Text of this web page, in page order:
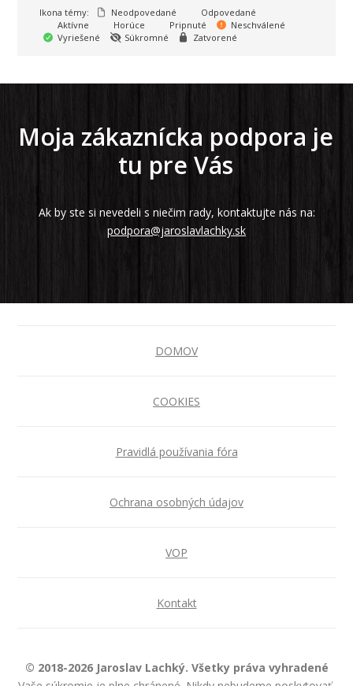
Ikona témy:
Neodpovedané
Odpovedané
Aktívne
Horúce Pripnuté
Neschválené
Vyriešené
Súkromné Zatvorené
Moja zákaznícka podpora je
tu pre Vás
Ak by ste si nevedeli s niečim rady, kontaktujte nás na:
podpora@jaroslavlachky.sk
DOMOV
COOKIES
Pravidlá používania fóra
Ochrana osobných údajov
VOP
Kontakt
© 2018-2026 Jaroslav Lachký. Všetky práva vyhradené